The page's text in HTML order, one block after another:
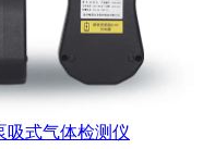
吸式气体检测仪